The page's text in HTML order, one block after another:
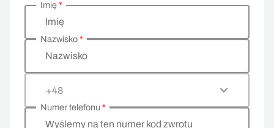
Wprowadź swoje dane osobowe
Imię
Imię*
Nazwisko
Nazwisko*
+48
Wyślemy na ten numer kod zwrotu
Numer telefonu *